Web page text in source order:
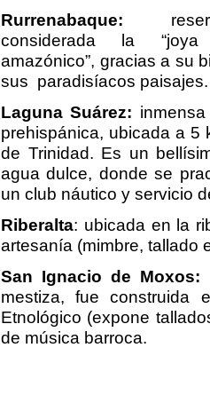
Rurrenabaque:
considerada la
amazónico”, gracias a su
sus paradisíacos paisajes.
Laguna Suárez:
prehispánica, ubicada a 5
de Trinidad. Es un
agua dulce, donde se
un club náutico y servicio
Riberalta: ubicada en la
artesanía (mimbre, tallado
San Ignacio de Moxos:
mestiza, fue
Etnológico (expone
de música barroca.